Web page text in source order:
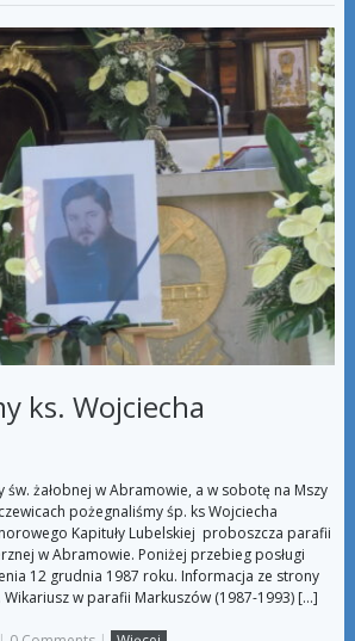
ks. Wojciecha
św. żałobnej w Abramowie, a w sobotę na Mszy
pożegnaliśmy śp. ks Wojciecha
Kapituły Lubelskiej proboszcza parafii
w Abramowie. Poniżej przebieg posługi
12 grudnia 1987 roku. Informacja ze strony
w parafii Markuszów (1987-1993) […]